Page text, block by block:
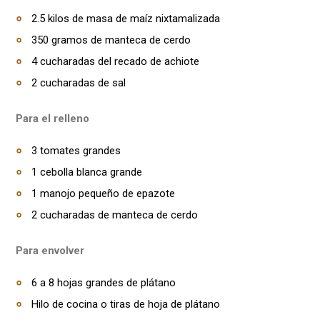
2.5 kilos de masa de maíz nixtamalizada
350 gramos de manteca de cerdo
4 cucharadas del recado de achiote
2 cucharadas de sal
Para el relleno
3 tomates grandes
1 cebolla blanca grande
1 manojo pequeño de epazote
2 cucharadas de manteca de cerdo
Para envolver
6 a 8 hojas grandes de plátano
Hilo de cocina o tiras de hoja de plátano